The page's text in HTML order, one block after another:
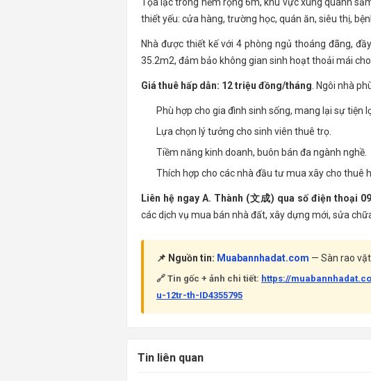
thiết yếu: cửa hàng, trường học, quán ăn, siêu thị,
Nhà được thiết kế với 4 phòng ngủ thoáng đãng,
35.2m2, đảm bảo không gian sinh hoạt thoải mái cho
Giá thuê hấp dẫn: 12 triệu đồng/tháng . Ngôi nhà
Phù hợp cho gia đình sinh sống, mang lại sự tiện
Lựa chọn lý tưởng cho sinh viên thuê trọ.
Tiềm năng kinh doanh, buôn bán đa ngành nghề.
Thích hợp cho các nhà đầu tư mua xây cho thuê
Liên hệ ngay A. Thành (文成) qua số điện thoại
các dịch vụ mua bán nhà đất, xây dựng mới, sửa
📌 Nguồn tin: Muabannhadat.com — Sàn rao
🔗 Tin gốc + ảnh chi tiết: https://
u-12tr-th-ID4355795
Tin liên quan